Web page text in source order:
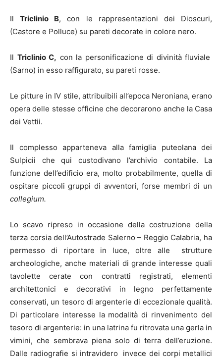
IlTriclinio B, con le rappresentazioni dei Dioscuri,
(Castore e Polluce) su pareti decorate in colore nero.
Il Triclinio C, con la personificazione di divinità fluviale
(Sarno) in esso raffigurato, su pareti rosse.
Le pitture in IV stile, attribuibili all’epoca Neroniana, erano
opera delle stesse officine che decorarono anche la Casa
dei Vettii.
Il complesso apparteneva alla famiglia puteolana dei
Sulpicii che qui custodivano l’archivio contabile. La
funzione dell’edificio era, molto probabilmente, quella di
ospitare piccoli gruppi di avventori, forse membri di un
collegium.
Lo scavo ripreso in occasione della costruzione della
terza corsia dell’Autostrade Salerno – Reggio Calabria, ha
permesso di riportare in luce, oltre alle strutture
archeologiche, anche materiali di grande interesse quali
tavolette cerate con contratti registrati, elementi
architettonici e decorativi in legno perfettamente
conservati, un tesoro di argenterie di eccezionale qualità.
Di particolare interesse la modalità di rinvenimento del
tesoro di argenterie: in una latrina fu ritrovata una gerla in
vimini, che sembrava piena solo di terra dell’eruzione.
Dalle radiografie si intravidero invece dei corpi metallici